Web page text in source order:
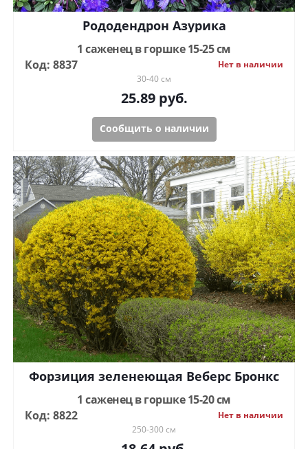
Рододендрон Азурика
1 саженец в горшке 15-25 см
Код: 8837
Нет в наличии
30-40 см
25.89руб.
Сообщить о наличии
Форзиция зеленеющая Веберс Бронкс
1 саженец в горшке 15-20 см
Код: 8822
Нет в наличии
250-300 см